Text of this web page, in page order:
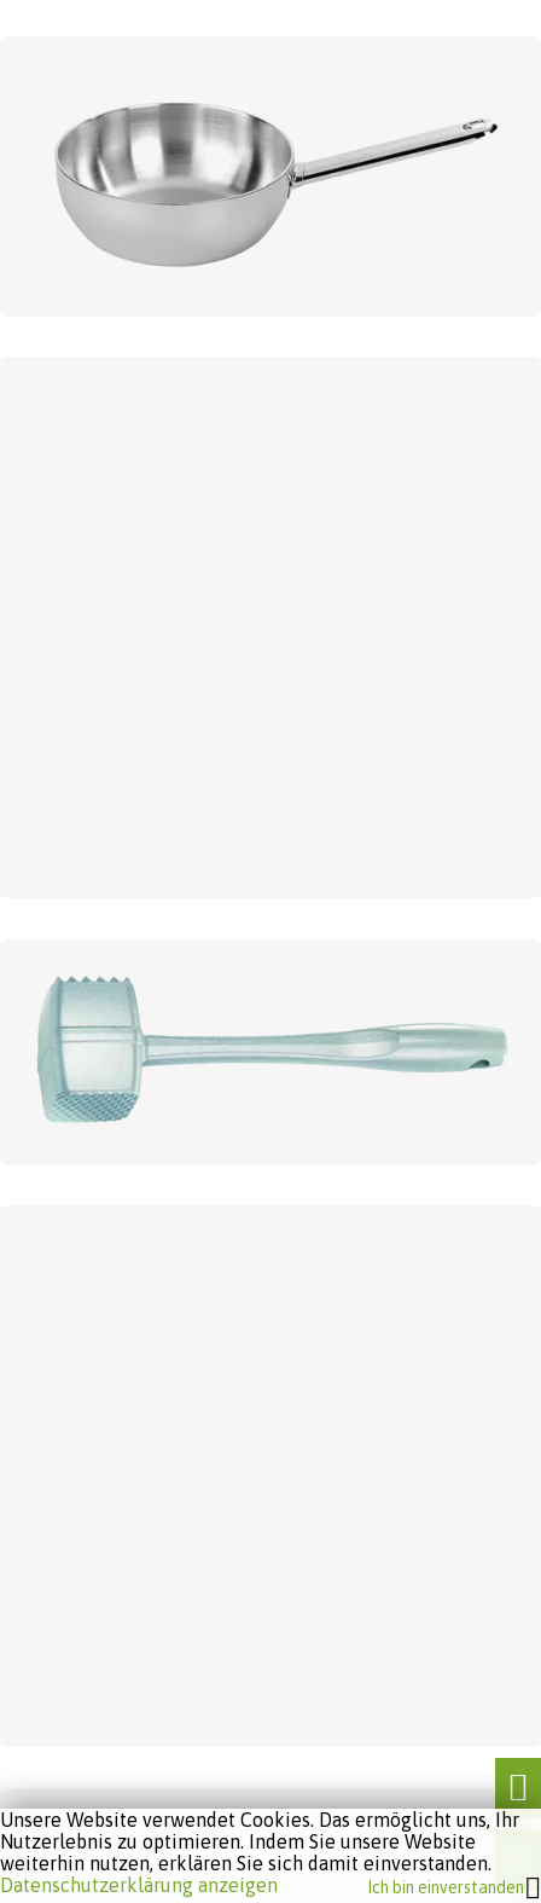
Unsere Website verwendet Cookies. Das ermöglicht uns, Ihr
Nutzerlebnis zu optimieren. Indem Sie unsere Website
weiterhin nutzen, erklären Sie sich damit einverstanden.
Datenschutzerklärung anzeigen
Ich bin einverstanden